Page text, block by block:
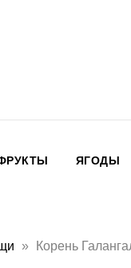
ЯГОДЫ
Корень